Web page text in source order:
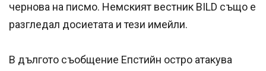
чернова на писмо. Немският вестник BILD също е
разгледал досиетата и тези имейли.
В дългото съобщение Епстийн остро атакува